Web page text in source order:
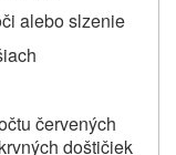
alebo slzenie
červených
doštičiek